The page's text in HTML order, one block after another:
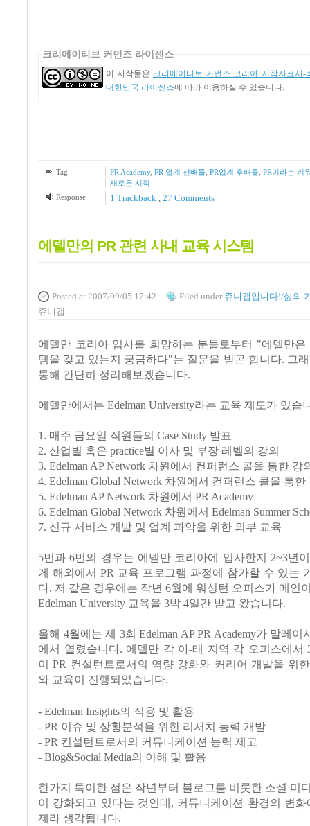
크리에이티브 커먼즈 라이센스
이 저작물은 크리에이티브 커먼즈 코리아 저작자표시-
대한민국 라이센스에 따라 이용하실 수 있습니다.
Tag PR Academy, PR 업계 선배들, PR업계 후배들, PR이라는 키
새로운 시작
Response
1 Trackback 27 Comments
에델만의 PR 관련 사내 교육 시스템
Posted at 2007/09/05 17:42 Filed under 쥬니캡입니다!/삶의
쥬니캡
에델만 코리아 입사를 희망하는 분들로부터 "에델만
템을 갖고 있는지 궁금하다"는 질문을 받곤 합니다. 그
통해 간단히 정리해보겠습니다.
에델만에서는 Edelman University라는 교육 제도가 있습
1. 매주 금요일 직원들의 Case Study 발표
2. 산업별 혹은 practice별 이사 및 부장 레벨의 강의
3. Edelman AP Network 차원에서 컨퍼런스 콜을 통한 강
4. Edelman Global Network 차원에서 컨퍼런스 콜을 통한
5. Edelman AP Network 차원에서 PR Academy
6. Edelman Global Network 차원에서 Edelman Summer
7. 신규 서비스 개발 및 업계 파악을 위한 외부 교육
5번과 6번의 경우는 에델만 코리아에 입사한지 2~3년
게 해외에서 PR 교육 프로그램 과정에 참가할 수 있는
다. 저 같은 경우에는 작년 6월에 워싱턴 오피스가 메인
Edelman University 교육을 3박 4일간 받고 왔습니다.
올해 4월에는 제 3회 Edelman AP PR Academy가 말레
에서 열렸습니다. 에델만 각 아-태 지역 각 오피스에서
이 PR 컨설턴트로서의 역량 강화와 커리어 개발을 위
와 교육이 진행되었습니다.
- Edelman Insights의 적용 및 활용
- PR 이슈 및 상황분석을 위한 리서치 능력 개발
- PR 컨설턴트로서의 커뮤니케이션 능력 제고
- Blog&Social Media의 이해 및 활용
한가지 특이한 점은 작년부터 블로그를 비롯한 소셜 미
이 강화되고 있다는 것인데, 커뮤니케이션 환경의 변
제라 생각됩니다.